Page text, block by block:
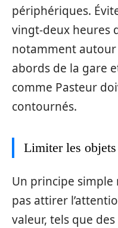
périphériques.
vingt-deux heures
notamment autour
abords de la gare
comme Pasteur
contournés.
Limiter les
Un principe
pas attirer
valeur, tels que